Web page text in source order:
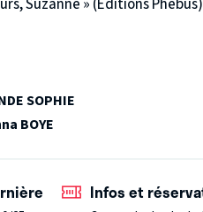
correspondances pour
leur légèreté et toutes les
en espace par Johanna
l’évolution de la
SOPHIE
BOYE
Infos et